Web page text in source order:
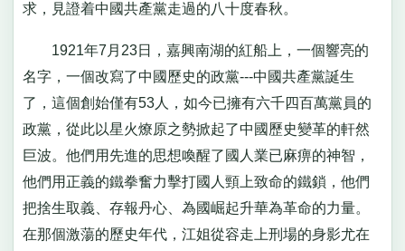
求，見證着中國共產黨走過的八十度春秋。
1921年7月23日，嘉興南湖的紅船上，一個響亮的
名字，一個改寫了中國歷史的政黨---中國共產黨誕生
了，這個創始僅有53人，如今已擁有六千四百萬黨員的
政黨，從此以星火燎原之勢掀起了中國歷史變革的軒然
巨波。他們用先進的思想喚醒了國人業已麻痹的神智，
他們用正義的鐵拳奮力擊打國人頸上致命的鐵鎖，他們
把捨生取義、存報丹心、為國崛起升華為革命的力量。
在那個激蕩的歷史年代，江姐從容走上刑場的身影尤在